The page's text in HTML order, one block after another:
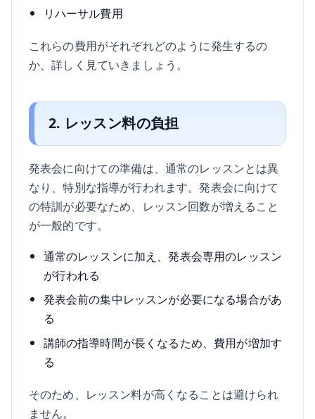
リハーサル費用
これらの費用がそれぞれどのように発生するの
か、詳しく見ていきましょう。
2. レッスン料の負担
発表会に向けての準備は、通常のレッスンとは異
なり、特別な指導が行われます。発表会に向けて
の特訓が必要なため、レッスン回数が増えること
が一般的です。
通常のレッスンに加え、発表会専用のレッスン
が行われる
発表会前の集中レッスンが必要になる場合があ
る
講師の指導時間が長くなるため、費用が増加す
る
そのため、レッスン料が高くなることは避けられ
ません。